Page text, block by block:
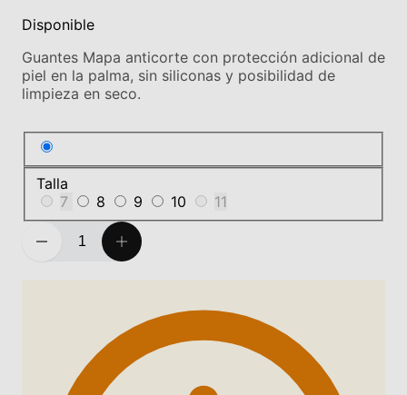
Disponible
Guantes Mapa anticorte con protección adicional de
piel en la palma, sin siliconas y posibilidad de
limpieza en seco.
Talla
7
8 9 10 11